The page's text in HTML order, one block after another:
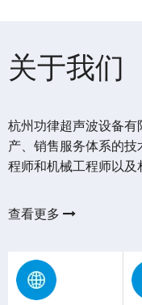
关于我们
杭州功律超声波设备有
产、销售服务体系的
程师和机械工程师以及
专业技术团队
我们拥有一支优秀的
查看更多 